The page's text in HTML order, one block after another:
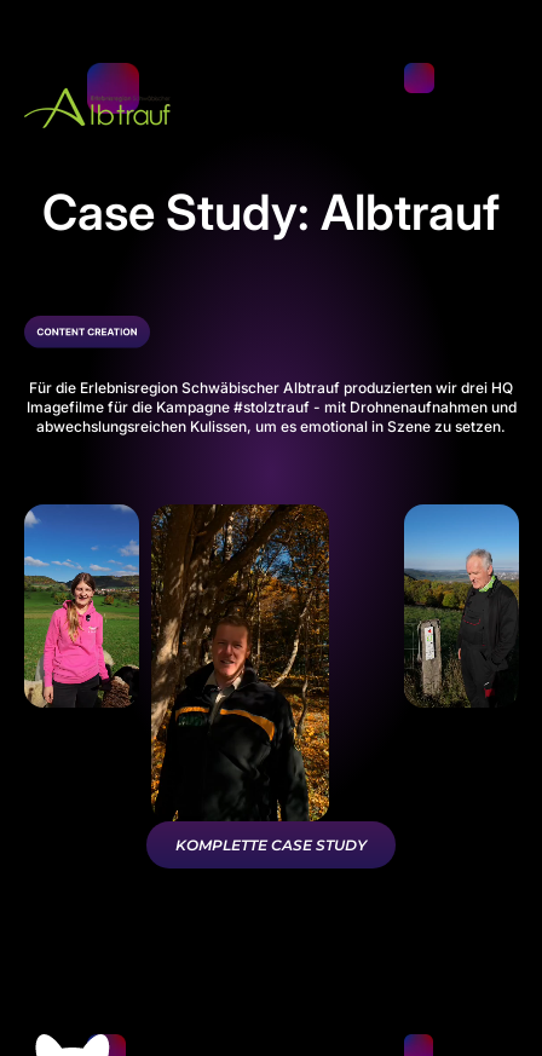
Case Study: Albtrauf
Für die Erlebnisregion Schwäbischer Albtrauf produzierten wir drei HQ
Imagefilme für die Kampagne #stolztrauf - mit Drohnenaufnahmen und
abwechslungsreichen Kulissen, um es emotional in Szene zu setzen.
KOMPLETTE CASE STUDY